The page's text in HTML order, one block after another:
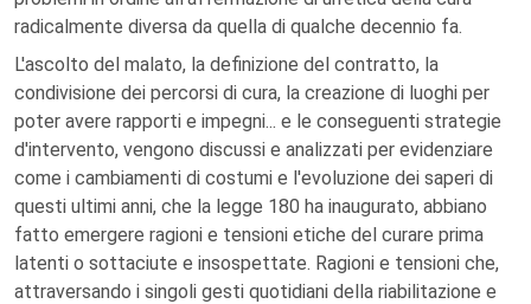
radicalmente diversa da quella di qualche decennio fa.
L'ascolto del malato, la definizione del contratto, la
condivisione dei percorsi di cura, la creazione di luoghi per
poter avere rapporti e impegni... e le conseguenti strategie
d'intervento, vengono discussi e analizzati per evidenziare
come i cambiamenti di costumi e l'evoluzione dei saperi di
questi ultimi anni, che la legge 180 ha inaugurato, abbiano
fatto emergere ragioni e tensioni etiche del curare prima
latenti o sottaciute e insospettate. Ragioni e tensioni che,
attraversando i singoli gesti quotidiani della riabilitazione e